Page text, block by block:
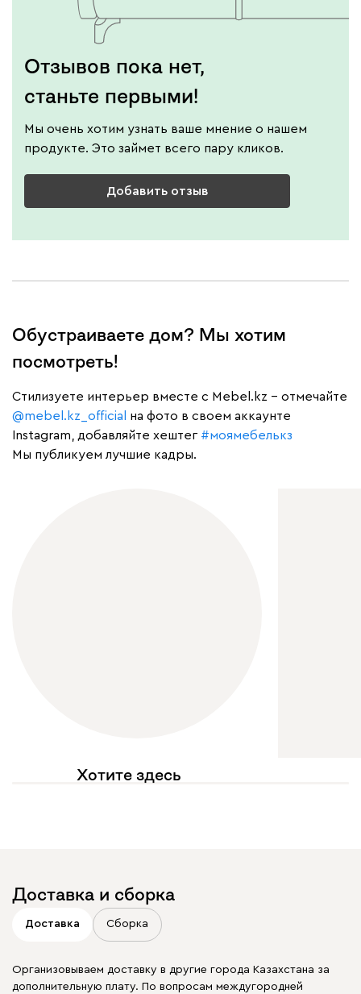
Отзывов пока нет,
станьте первыми!
Мы очень хотим узнать ваше мнение о нашем
продукте. Это займет всего пару кликов.
Добавить отзыв
Обустраиваете дом? Мы хотим
посмотреть!
Cтилизуете интерьер вместе с Mebel.kz – отмечайте
@mebel.kz_official
на фото в своем аккаунте
Instagram, добавляйте хештег #моямебелькз
Мы публикуем лучшие кадры.
Хотите здесь
Доставка и сборка
Доставка Сборка
Организовываем доставку в другие города Казахстана за
дополнительную плату. По вопросам междугородней